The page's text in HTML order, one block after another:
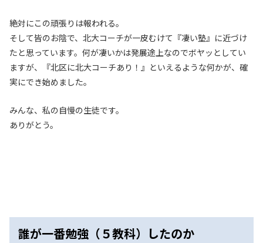
絶対にこの頑張りは報われる。
そして皆のお陰で、北大コーチが一皮むけて『凄い塾』に近づけ
たと思っています。何が凄いかは発展途上なのでボヤッとしてい
ますが、『北区に北大コーチあり！』といえるような何かが、確
実にでき始めました。
みんな、私の自慢の生徒です。
ありがとう。
誰が一番勉強（５教科）したのか